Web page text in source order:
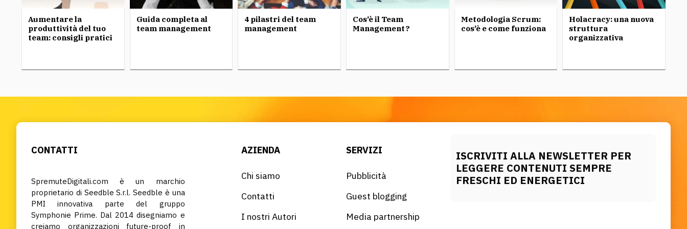
Aumentare la
produttività del tuo
team: consigli pratici
Guida completa al
team management
4 pilastri del team
management
Cos’è il Team
Management?
Metodologia Scrum:
cos’è e come funziona
Holacracy: una nuova
struttura
organizzativa
CONTATTI
SpremuteDigitali.com è un marchio
proprietario di Seedble S.r.l. Seedble è una
PMI innovativa parte del gruppo
Symphonie Prime. Dal 2014 disegniamo e
creiamo organizzazioni future-proof in
AZIENDA
Chi siamo
Contatti
I nostri Autori
SERVIZI
Pubblicità
Guest blogging
Media partnership
ISCRIVITI ALLA NEWSLETTER PER
LEGGERE CONTENUTI SEMPRE
FRESCHI ED ENERGETICI